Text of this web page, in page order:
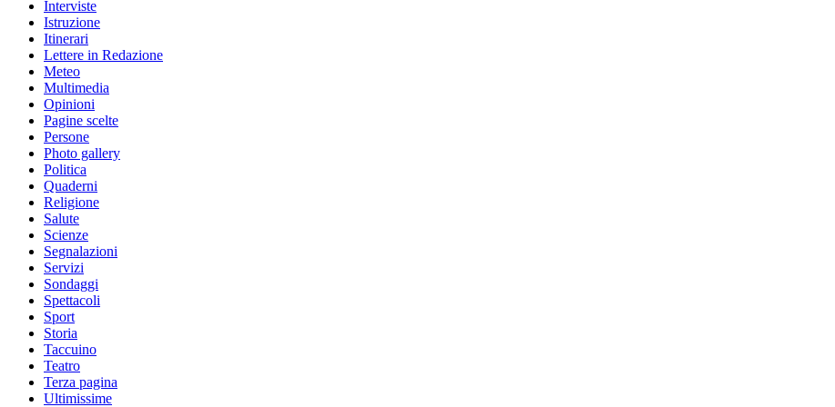
Interviste
Istruzione
Itinerari
Lettere in Redazione
Meteo
Multimedia
Opinioni
Pagine scelte
Persone
Photo gallery
Politica
Quaderni
Religione
Salute
Scienze
Segnalazioni
Servizi
Sondaggi
Spettacoli
Sport
Storia
Taccuino
Teatro
Terza pagina
Ultimissime